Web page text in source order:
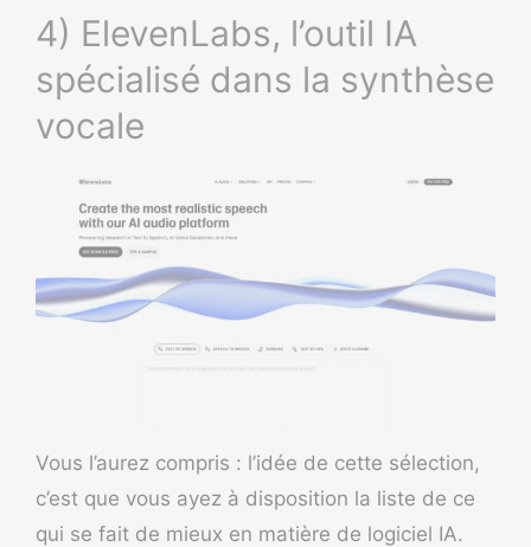
4) ElevenLabs, l’outil IA
spécialisé dans la synthèse
vocale
Vous l’aurez compris : l’idée de cette sélection,
c’est que vous ayez à disposition la liste de ce
qui se fait de mieux en matière de logiciel IA.